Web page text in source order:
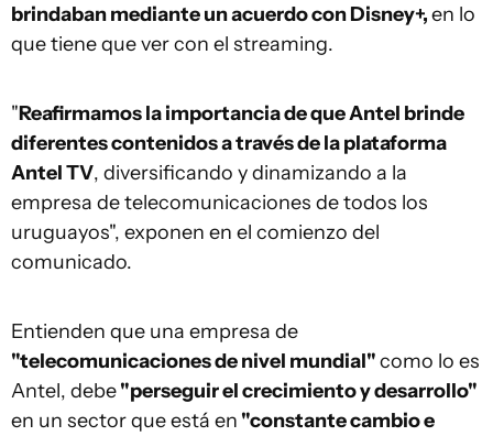
brindaban mediante un acuerdo con Disney+,en lo
que tiene que ver con el streaming.
"Reafirmamos la importancia de que Antel brinde
diferentes contenidos a través de la plataforma
Antel TV, diversificando y dinamizando a la
empresa de telecomunicaciones de todos los
uruguayos", exponen en el comienzo del
comunicado.
Entienden que una empresa de
"telecomunicaciones de nivel mundial"como lo es
Antel, debe"perseguir el crecimiento y desarrollo"
en un sector que está en "constante cambio e